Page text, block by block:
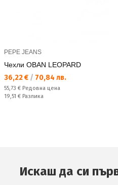
PEPE JEANS
Чехли OBAN LEOPARD
Текуща цена:
36,22 € / 70,84 лв.
Редовна цена:
55,73 € Редовна цена
Спестявате:
19,51 € Разлика
Искаш да си